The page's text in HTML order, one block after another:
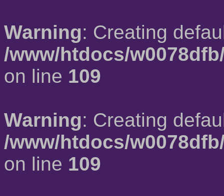
Warning: Creating
/www/htdocs/
on line 109
Warning: Creating
/www/htdocs/
on line 109